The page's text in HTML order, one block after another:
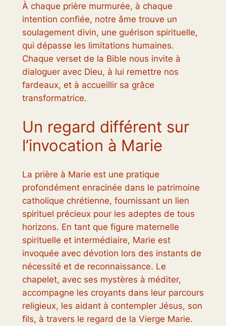
À chaque prière murmurée, à chaque
intention confiée, notre âme trouve un
soulagement divin, une guérison spirituelle,
qui dépasse les limitations humaines.
Chaque verset de la Bible nous invite à
dialoguer avec Dieu, à lui remettre nos
fardeaux, et à accueillir sa grâce
transformatrice.
Un regard différent sur
l’invocation à Marie
La prière à Marie est une pratique
profondément enracinée dans le patrimoine
catholique chrétienne, fournissant un lien
spirituel précieux pour les adeptes de tous
horizons. En tant que figure maternelle
spirituelle et intermédiaire, Marie est
invoquée avec dévotion lors des instants de
nécessité et de reconnaissance. Le
chapelet, avec ses mystères à méditer,
accompagne les croyants dans leur parcours
religieux, les aidant à contempler Jésus, son
fils, à travers le regard de la Vierge Marie.